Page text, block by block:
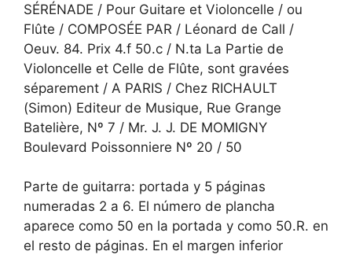
SÉRÉNADE / Pour Guitare et Violoncelle / ou
Flûte / COMPOSÉE PAR / Léonard de Call /
Oeuv. 84. Prix 4.f 50.c / N.ta La Partie de
Violoncelle et Celle de Flûte, sont gravées
séparement / A PARIS / Chez RICHAULT
(Simon) Editeur de Musique, Rue Grange
Batelière, Nº 7 / Mr. J. J. DE MOMIGNY
Boulevard Poissonniere Nº 20 / 50
Parte de guitarra: portada y 5 páginas
numeradas 2 a 6. El número de plancha
aparece como 50 en la portada y como 50.R. en
el resto de páginas. En el margen inferior